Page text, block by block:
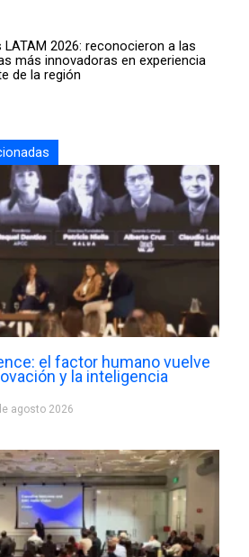
LATAM 2026: reconocieron a las
más innovadoras en experiencia
de la región
el factor humano vuelve
y la inteligencia
agosto 2026